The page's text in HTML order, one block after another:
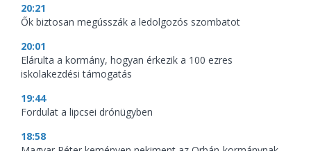
20:21
Ők biztosan megússzák a ledolgozós szombatot
20:01
Elárulta a kormány, hogyan érkezik a 100 ezres
iskolakezdési támogatás
19:44
Fordulat a lipcsei drónügyben
18:58